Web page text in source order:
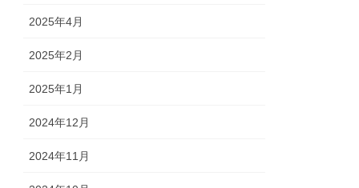
2025年4月
2025年2月
2025年1月
2024年12月
2024年11月